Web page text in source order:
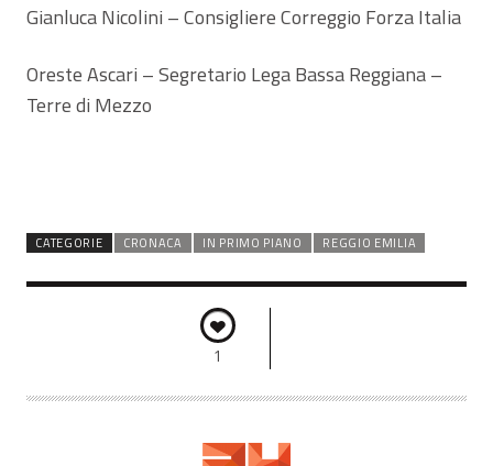
Gianluca Nicolini – Consigliere Correggio Forza Italia
Oreste Ascari – Segretario Lega Bassa Reggiana –
Terre di Mezzo
CATEGORIE CRONACA IN PRIMO PIANO REGGIO EMILIA
1